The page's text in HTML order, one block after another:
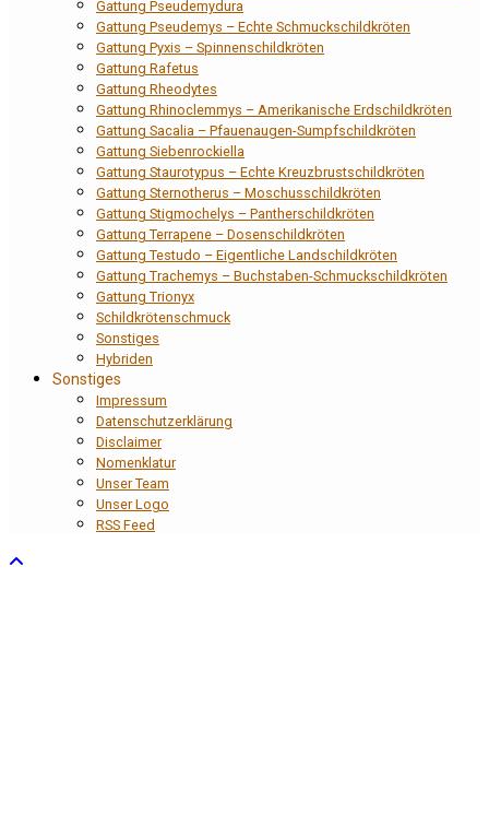
Gattung Pseudemydura
Gattung Pseudemys – Echte Schmuckschildkröten
Gattung Pyxis – Spinnenschildkröten
Gattung Rafetus
Gattung Rheodytes
Gattung Rhinoclemmys – Amerikanische Erdschildkröten
Gattung Sacalia – Pfauenaugen-Sumpfschildkröten
Gattung Siebenrockiella
Gattung Staurotypus – Echte Kreuzbrustschildkröten
Gattung Sternotherus – Moschusschildkröten
Gattung Stigmochelys – Pantherschildkröten
Gattung Terrapene – Dosenschildkröten
Gattung Testudo – Eigentliche Landschildkröten
Gattung Trachemys – Buchstaben-Schmuckschildkröten
Gattung Trionyx
Schildkrötenschmuck
Sonstiges
Hybriden
Sonstiges
Impressum
Datenschutzerklärung
Disclaimer
Nomenklatur
Unser Team
Unser Logo
RSS Feed